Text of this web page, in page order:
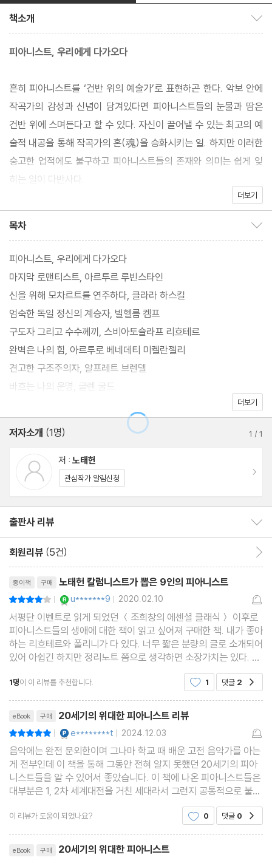
책소개
피아니스트, 우리에게 다가오다
흔히 피아니스트를 ‘건반 위의 예술가’로 표현하곤 한다. 악보 안에
작곡가의 감성과 신념이 담겨있다면 피아니스트들의 눈물과 땀은
건반 위에 스며든다고 할 수 있다. 자신이 끌어낼 수 있는 최고의 예
술적 내공을 통해 작곡가의 혼(魂)을 승화시키는 일. 하지만 이러한
숭고한 업적에도 불구하고 피아니스트들의 존재와 의미는 쉽게 잊
히는 일이 다반사다.
식어만으로 표현이 불가능한 피아니스트들도 있다. 그들은 누구였
으며 피아노의 역사 위에 어떤 발자취를 남기고 떠났는가? 이 책은
자신의 삶과 예술적 고민 위에서 치열하게 싸운 전사(戰士)들의 이
야기다. 그 상처투성이의 영웅들 중에서 꼭 기억해야 할 아홉 명의
피아니스트들을 엄선했으며 그들의 연주 스타일은 물론 음악에 미
친 영향력과 소소한 삶의 이야기들까지 다루었다.
더보기
목차
피아니스트, 우리에게 다가오다
마지막 로맨티스트, 아르투르 루빈스타인
신을 위해 모차르트를 연주하다, 클라라 하스킬
엄숙한 독일 정신의 계승자, 빌헬름 켐프
구도자 그리고 수수께끼, 스비아토슬라프 리흐테르
완벽은 나의 힘, 아르투로 베네데티 미켈란젤리
견고한 구조주의자, 알프레트 브렌델
바흐는 나의 운명, 글렌 굴드
진정한 코즈모폴리턴, 마우리치오 폴리니
더보기
저자소개 (1명) 1 /1
저 : 노태헌
관심작가 알림신청
출판사 리뷰
회원리뷰 (5건)
종이책 구매 노태헌 칼럼니스트가 뽑은 9인의 피아니스트
| u*******9 | 2020.02.10
서평단 이벤트로 읽게 되었던 ＜조희창의 에센셜 클래식＞ 이후로
피아니스트들의 생애에 대한 책이 읽고 싶어져 구매한 책. 내가 좋아
하는 리흐테르와 폴리니가 다 있다. 너무 짧은 분량의 글로 소개되어
있어 아쉽긴 하지만 정리노트 쯤으로 생각하면 소장가치는 있다. 책
크기 또한 거의 미니북 수준이어서 좁아 터진 책장의 자리를 많이 차
지하지 않아 좋다. 네이버 책DB로 검색하니
1명이 이 리뷰를 추천합니다. 1 댓글 2
eBook 구매 20세기의 위대한 피아니스트 리뷰
| e********t | 2024.12.03
음악에는 완전 문외한이며 그나마 학교 때 배운 고전 음악가를 아는
게 전부인데 이 책을 통해 그동안 전혀 알지 못했던 20세기의 피아
니스트들을 알 수 있어서 좋았습니다. 이 책에 나온 피아니스트들은
대부분은 1, 2차 세계대전을 거친 세대라서 그런지 공통적으로 불굴
의 의지와 뚝심, 섬세함 그리고 프로의식이 투철하다는 느낌이 들었
습니다. 저는 개인적으로 클라라 하스킬이 가
이 리뷰가 도움이 되었나요? 0 댓글 0
eBook 구매 20세기의 위대한 피아니스트